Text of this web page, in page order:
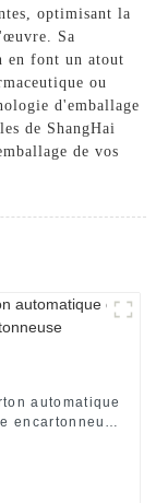
optimisant la
Sa
en font un atout
ou
d'emballage
de ShangHai
de vos
automatique
encartonneuse